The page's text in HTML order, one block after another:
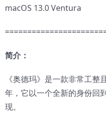
macOS 13.0 Ventura
简介：
《奥德玛》是一款非常工
年，它以一个全新的身份回
现。